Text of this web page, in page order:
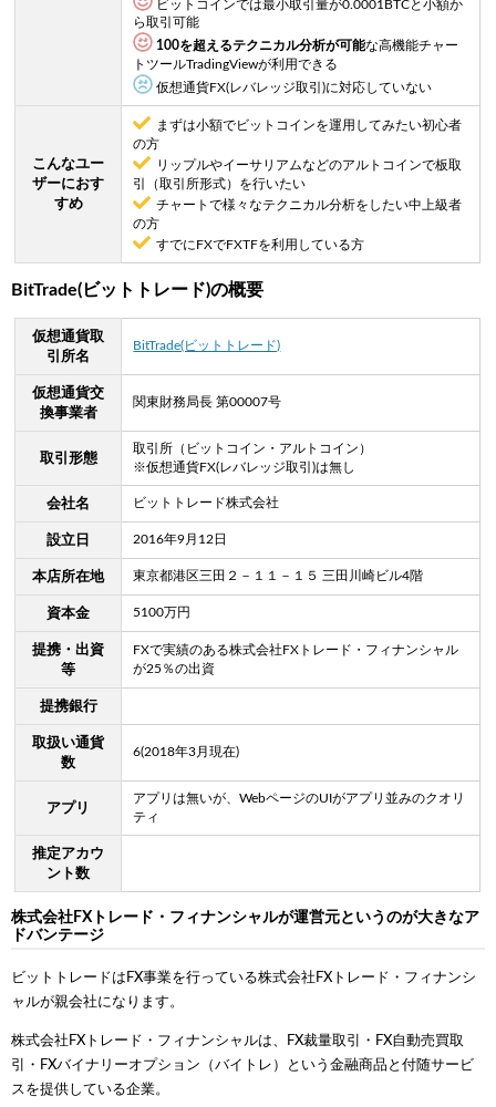
ビットコインでは最小取引量が0.0001BTCと小額か
ら取引可能
100を超えるテクニカル分析が可能な高機能チャー
トツールTradingViewが利用できる
仮想通貨FX(レバレッジ取引)に対応していない
こんなユー
ザーにおす
すめ
まずは小額でビットコインを運用してみたい初心者
の方
リップルやイーサリアムなどのアルトコインで板取
引（取引所形式）を行いたい
チャートで様々なテクニカル分析をしたい中上級者
の方
すでにFXでFXTFを利用している方
BitTrade(ビットトレード)の概要
仮想通貨取
引所名
BitTrade(ビットトレード)
仮想通貨交
換事業者
関東財務局長 第00007号
取引形態
取引所（ビットコイン・アルトコイン）
※仮想通貨FX(レバレッジ取引)は無し
会社名 ビットトレード株式会社
設立日 2016年9月12日
本店所在地 東京都港区三田２－１１－１５ 三田川崎ビル4階
資本金 5100万円
提携・出資
等
FXで実績のある株式会社FXトレード・フィナンシャル
が25％の出資
提携銀行
取扱い通貨
数
6(2018年3月現在)
アプリ
アプリは無いが、WebページのUIがアプリ並みのクオリ
ティ
推定アカウ
ント数
株式会社FXトレード・フィナンシャルが運営元というのが大きなア
ドバンテージ
ビットトレードはFX事業を行っている株式会社FXトレード・フィナンシ
ャルが親会社になります。
株式会社FXトレード・フィナンシャルは、FX裁量取引・FX自動売買取
引・FXバイナリーオプション（バイトレ）という金融商品と付随サービ
スを提供している企業。